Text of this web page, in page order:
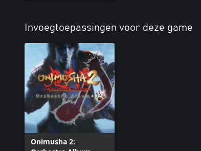
Invoegtoepassingen voor deze game
Onimusha 2: